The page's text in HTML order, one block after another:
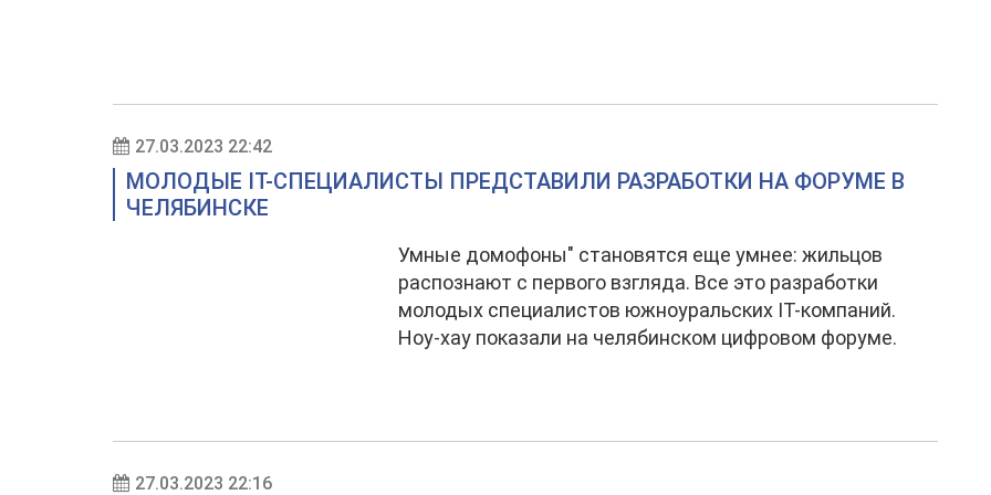
27.03.2023 22:42
МОЛОДЫЕ IT-СПЕЦИАЛИСТЫ ПРЕДСТАВИЛИ РАЗРАБОТКИ НА ФОРУМЕ В
ЧЕЛЯБИНСКЕ
Умные домофоны" становятся еще умнее: жильцов
распознают с первого взгляда. Все это разработки
молодых специалистов южноуральских IT-компаний.
Ноу-хау показали на челябинском цифровом форуме.
27.03.2023 22:16